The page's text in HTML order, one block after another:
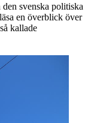
svenska politiska
en överblick över
kallade